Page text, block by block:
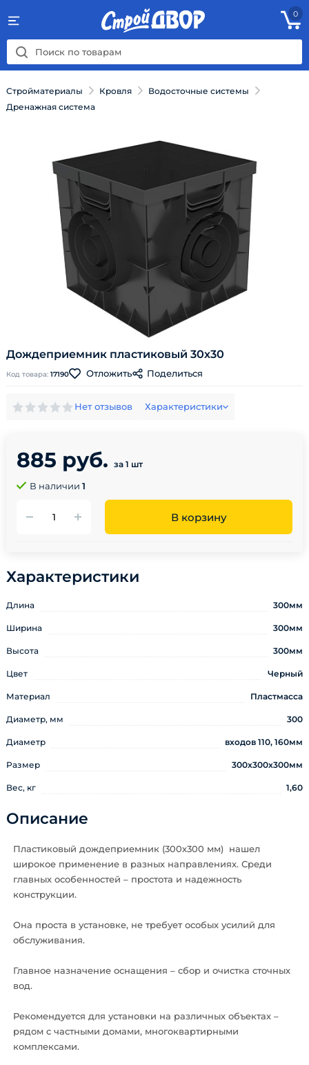
0
Стройматериалы Кровля
Водосточные системы
Дренажная система
Дождеприемник пластиковый 30х30
Код товара: 17190 Отложить Поделиться
Нет отзывов Характеристики
885 руб. за 1 шт
В наличии 1
В корзину
Характеристики
Длина 300мм
Ширина 300мм
Высота 300мм
Цвет Черный
Материал Пластмасса
Диаметр, мм 300
Диаметр входов 110, 160мм
Размер 300х300х300мм
Вес, кг 1,60
Описание
Пластиковый дождеприемник (300х300 мм) нашел
широкое применение в разных направлениях. Среди
главных особенностей – простота и надежность
конструкции.
Она проста в установке, не требует особых усилий для
обслуживания.
Главное назначение оснащения – сбор и очистка сточных
вод.
Рекомендуется для установки на различных объектах –
рядом с частными домами, многоквартирными
комплексами.